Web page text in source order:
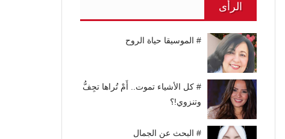
الرأى
# الموسيقا حياة الروح
# كل الأشياء تموت.. أَمْ تُراها تجِفُّ
وتنزوي!؟
# البحث عن الجمال